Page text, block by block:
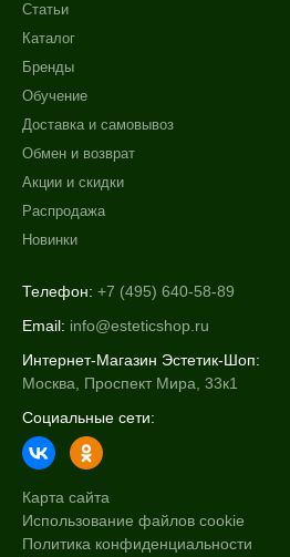
Статьи
Каталог
Бренды
Обучение
Доставка и самовывоз
Обмен и возврат
Акции и скидки
Распродажа
Новинки
Телефон: +7 (495) 640-58-89
Email: info@esteticshop.ru
Интернет-Магазин Эстетик-Шоп:
Москва, Проспект Мира, 33к1
Социальные сети:
Карта сайта
Использование файлов cookie
Политика конфиденциальности